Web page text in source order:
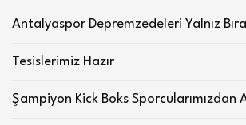
Antalyaspor Depremzedeleri Yalnız
Tesislerimiz Hazır
Şampiyon Kick Boks Sporcularımızdan